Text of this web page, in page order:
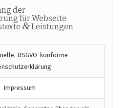
der
für Webseite
&Leistungen
DSGVO-konforme
Impressum